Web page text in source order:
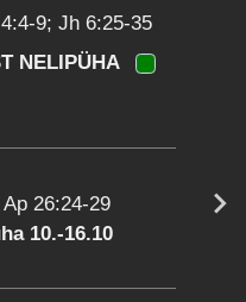
9; Jh 6:25-35
NELIPÜHA
26:24-29
10.-16.10